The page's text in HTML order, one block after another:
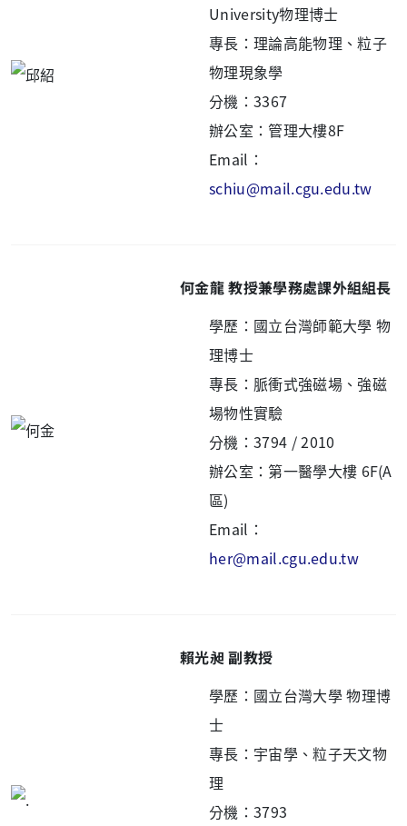
University物理博士
專長：理論高能物理、粒子
物理現象學
分機：3367
辦公室：管理大樓8F
Email：
schiu@mail.cgu.edu.tw
何金龍 教授兼學務處課外組組長
學歷：國立台灣師範大學 物
理博士
專長：脈衝式強磁場、強磁
場物性實驗
分機：3794 / 2010
辦公室：第一醫學大樓 6F(A
區)
Email：
her@mail.cgu.edu.tw
賴光昶 副教授
學歷：國立台灣大學 物理博
士
專長：宇宙學、粒子天文物
理
分機：3793